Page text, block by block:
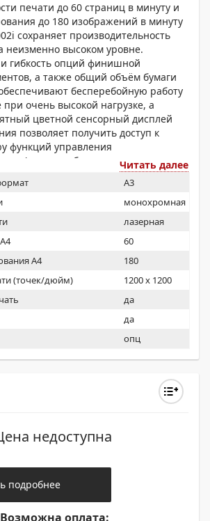
печати до 60 страниц в минуту и
до 180 изображений в минуту
сохраняет производительность
неизменно высоком уровне.
гибкость опций финишной
а также общий объём бумаги
бесперебойную работу
при очень высокой нагрузке, а
цветной сенсорный дисплей
позволяет получить доступ к
функций управления
Функции обеспечения
устройства надежно
данных
Читать далее
A3
монохромная
лазерная
60
А4
180
(точек/дюйм)
1200 x 1200
да
да
опц
недоступна
подробнее
Возможна оплата: